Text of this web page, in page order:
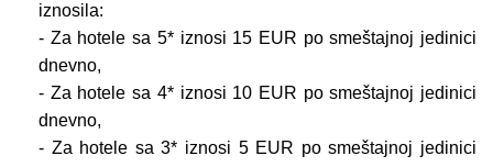
iznosila:
- Za hotele sa 5* iznosi 15 EUR po smeštajnoj jedinici
dnevno,
- Za hotele sa 4* iznosi 10 EUR po smeštajnoj jedinici
dnevno,
- Za hotele sa 3* iznosi 5 EUR po smeštajnoj jedinici